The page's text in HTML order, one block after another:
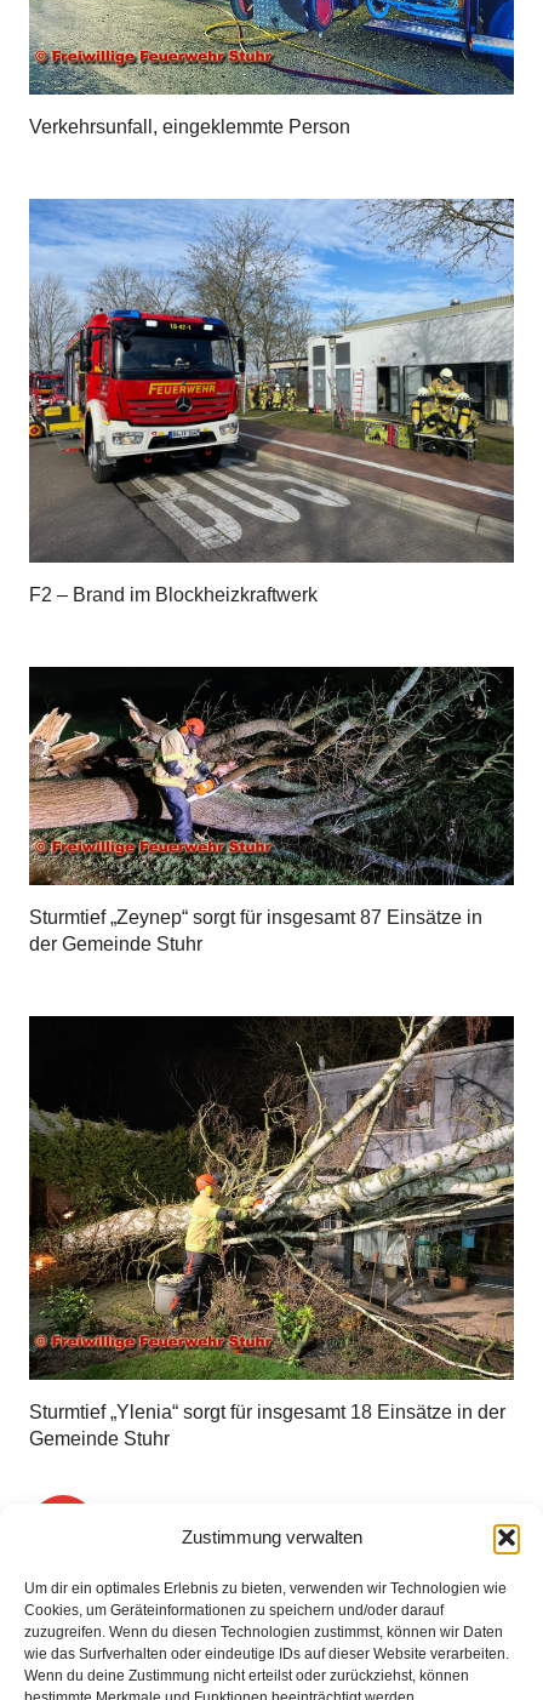
Zustimmung verwalten
Um dir ein optimales Erlebnis zu bieten, verwenden wir Technologien wie
Cookies, um Geräteinformationen zu speichern und/oder darauf
zuzugreifen. Wenn du diesen Technologien zustimmst, können wir Daten
wie das Surfverhalten oder eindeutige IDs auf dieser Website verarbeiten.
Wenn du deine Zustimmung nicht erteilst oder zurückziehst, können
Verkehrsunfall, eingeklemmte Person
F2 – Brand im Blockheizkraftwerk
Sturmtief „Zeynep“ sorgt für insgesamt 87 Einsätze in
der Gemeinde Stuhr
Sturmtief „Ylenia“ sorgt für insgesamt 18 Einsätze in der
Gemeinde Stuhr
3 4 …